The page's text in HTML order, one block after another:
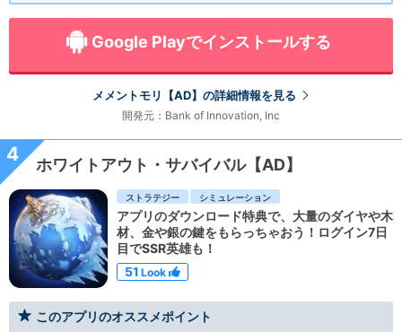
Google Playでインストールする
メメントモリ【AD】の詳細情報を見る
開発元：Bank of Innovation, Inc
4 ホワイトアウト・サバイバル【AD】
ストラテジー シミュレーション
アプリのダウンロード特典で、大量のダイヤや木
材、金や銀の鍵をもらっちゃおう！ログイン7日
目でSSR英雄も！
51 Look
このアプリのオススメポイント